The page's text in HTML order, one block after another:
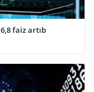
İnformasiya və rabitə xidmətlərinin həcmi 6,8 faiz artıb